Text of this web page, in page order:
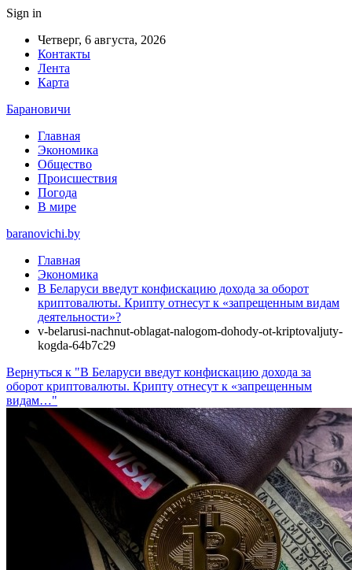
Sign in
Четверг, 6 августа, 2026
Контакты
Лента
Карта
Барановичи
Главная
Экономика
Общество
Происшествия
Погода
В мире
baranovichi.by
Главная
Экономика
В Беларуси введут конфискацию дохода за оборот
криптовалюты. Крипту отнесут к «запрещенным видам
деятельности»?
v-belarusi-nachnut-oblagat-nalogom-dohody-ot-kriptovaljuty-
kogda-64b7c29
Вернуться к "В Беларуси введут конфискацию дохода за
оборот криптовалюты. Крипту отнесут к «запрещенным
видам…"